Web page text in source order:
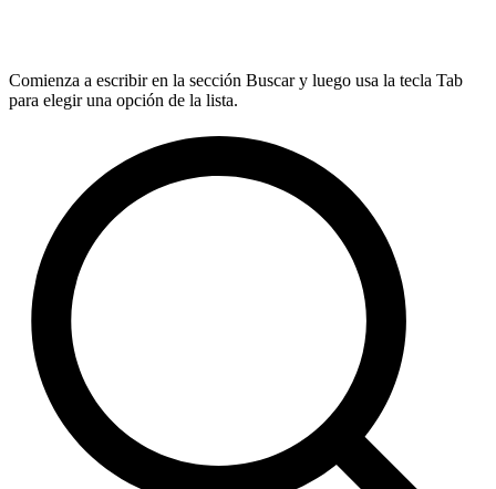
Comienza a escribir en la sección Buscar y luego usa la tecla Tab
para elegir una opción de la lista.